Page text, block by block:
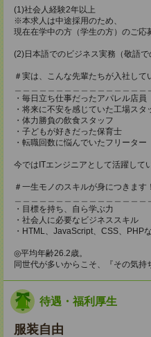
(1)社会人経験2年以上
※本求人は中途採用のため、
現在在学中の方（学生の方）のご応
(2)日本語でのビジネス実務（敬語
＃実は、こんな先輩たちが入社して
・毎日立ち仕事だったアパレル店員
・将来に不安を感じていた工場スタ
・体力勝負の飲食スタッフ
・子どもが好きだった保育士
・転職回数に悩んでいたフリーター
今ではITエンジニアとして活躍して
＃一生モノのスキルが身につきます！
・目標を持ち、自ら学ぶ力
・社会人に必要なビジネススキル
・HTML、JavaScript、CSS、PHP
◎平均年齢26.2歳。
同世代が多いからこそ、『その気
待遇・福利厚生
服装自由